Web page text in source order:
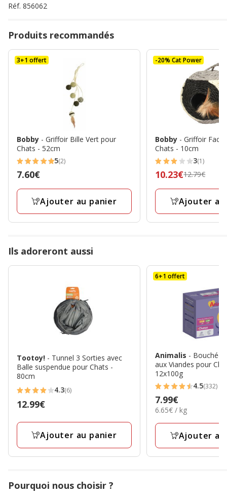
Réf. 856062
Produits recommandés
3+1 offert
Bobby - Griffoir Bille Vert pour
Chats - 52cm
5
étoiles
avec
avis
5(2)
Prix
7.60€
7.60€
Ajouter au panier
-20% Cat Power
Bobby - Griffoir
Chats - 10cm
3
étoiles
avec
avis
3(1)
Prix
précédent
12.79€,
prix
final
10.23€12.79€
Ajouter
Ils adoreront aussi
Tootoy! - Tunnel 3 Sorties avec
Balle suspendue pour Chats -
80cm
4.3
étoiles
avec
avis
4.3(6)
Prix
12.99€
Ajouter au panier
6+1 offert
Animalis -
aux Viandes pour
12x100g
4.5
étoiles
avec
332
4.5(332)
Prix
7.99€
7.99€
6.65€
Kg
6.65€ / kg
Ajouter
Pourquoi nous choisir ?